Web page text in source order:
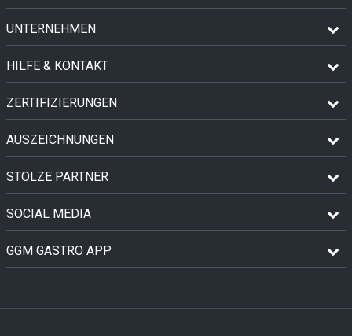
UNTERNEHMEN
HILFE & KONTAKT
ZERTIFIZIERUNGEN
AUSZEICHNUNGEN
STOLZE PARTNER
SOCIAL MEDIA
GGM GASTRO APP